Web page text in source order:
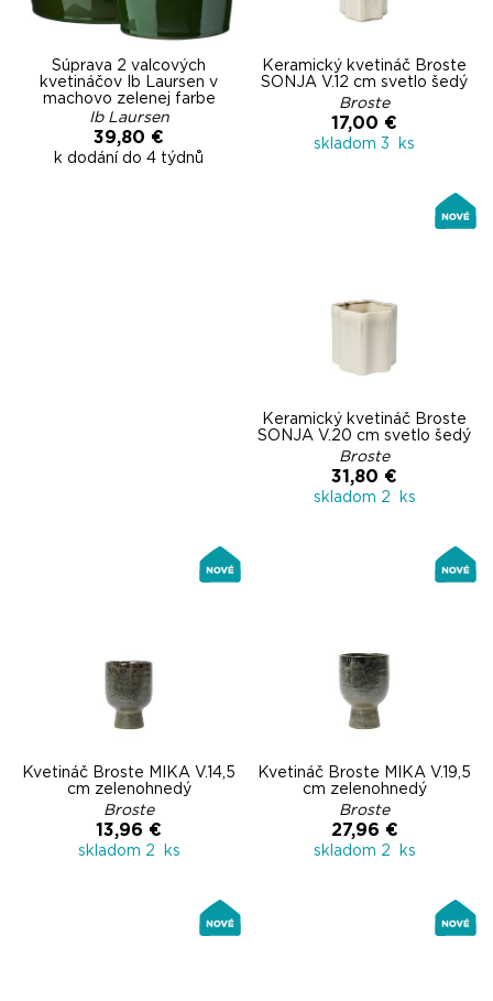
Súprava 2 valcových
kvetináčov Ib Laursen v
machovo zelenej farbe
Ib Laursen
39,80 €
k dodání do 4 týdnů
Keramický kvetináč Broste
SONJA V.12 cm svetlo šedý
Broste
17,00 €
skladom 3 ks
Keramický kvetináč Broste
SONJA V.20 cm svetlo šedý
Broste
31,80 €
skladom 2 ks
Kvetináč Broste MIKA V.14,5
cm zelenohnedý
Broste
13,96 €
skladom 2 ks
Kvetináč Broste MIKA V.19,5
cm zelenohnedý
Broste
27,96 €
skladom 2 ks